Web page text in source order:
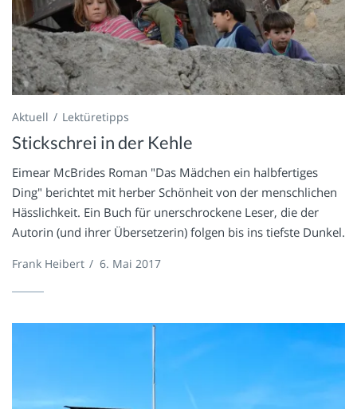
Aktuell Lektüretipps
Stickschrei in der Kehle
Eimear McBrides Roman "Das Mädchen ein halbfertiges
Ding" berichtet mit herber Schönheit von der menschlichen
Hässlichkeit. Ein Buch für unerschrockene Leser, die der
Autorin (und ihrer Übersetzerin) folgen bis ins tiefste Dunkel.
Frank Heibert / 6. Mai 2017